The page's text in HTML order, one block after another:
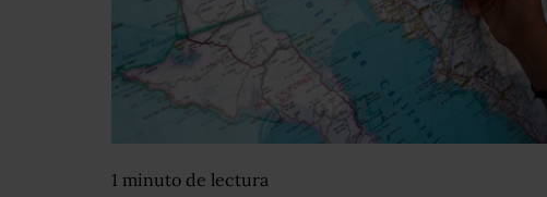
1 minuto de lectura